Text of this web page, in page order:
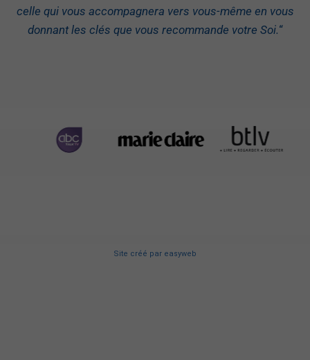
celle qui vous accompagnera vers vous-même en vous
donnant les clés que vous recommande votre Soi.“
Site créé par easyweb